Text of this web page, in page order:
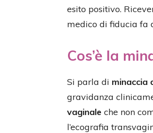
esito positivo.
medico di fiducia fa
Cos’è la
Si parla di minaccia
gravidanza
vaginale che non
l’ecografia